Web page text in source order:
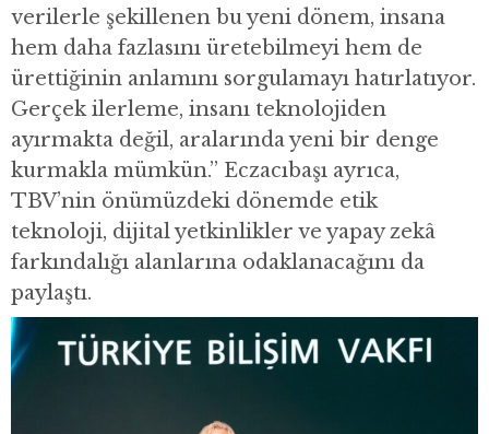
verilerle şekillenen bu yeni dönem, insana
hem daha fazlasını üretebilmeyi hem de
ürettiğinin anlamını sorgulamayı hatırlatıyor.
Gerçek ilerleme, insanı teknolojiden
ayırmakta değil, aralarında yeni bir denge
kurmakla mümkün.” Eczacıbaşı ayrıca,
TBV’nin önümüzdeki dönemde etik
teknoloji, dijital yetkinlikler ve yapay zekâ
farkındalığı alanlarına odaklanacağını da
paylaştı.